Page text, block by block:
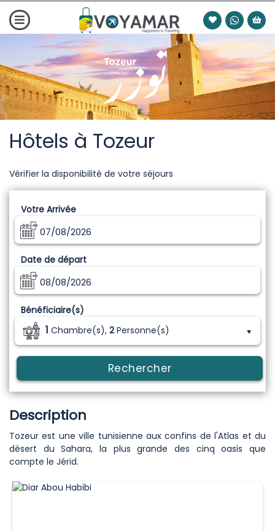
Hôtels à Tozeur
Vérifier la disponibilité de votre séjours
Votre Arrivée
07/08/2026
Date de départ
08/08/2026
Bénéficiaire(s)
1 Chambre(s), 2Personne(s)
Rechercher
Description
Tozeur est une ville tunisienne aux confins de l'Atlas et du
désert du Sahara, la plus grande des cinq oasis que
compte le Jérid.